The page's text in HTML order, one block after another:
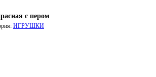
с пером
ИГРУШКИ